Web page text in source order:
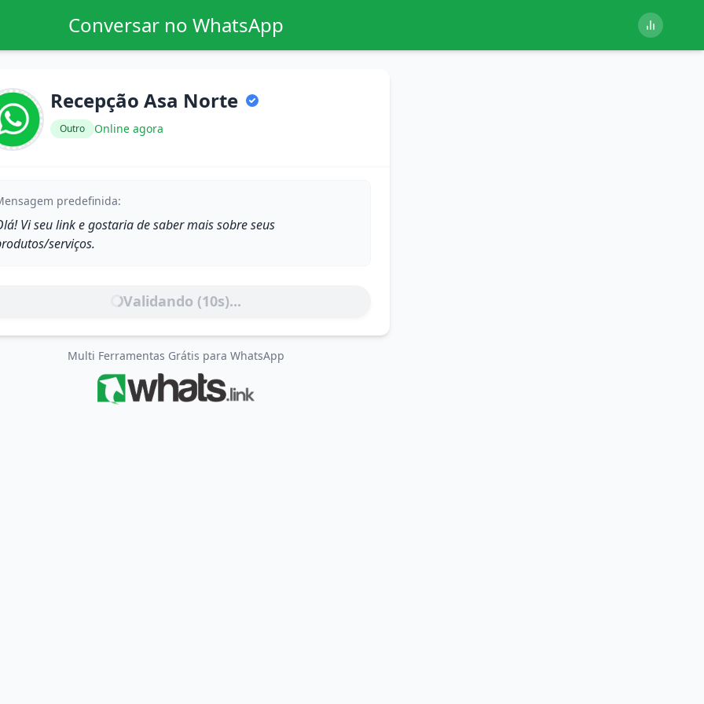
Conversar no WhatsApp
Recepção Asa Norte
Outro Online agora
predefinida:
Vi seu link e gostaria de saber mais sobre seus
serviços.
Validando (10s)...
Multi Ferramentas Grátis para WhatsApp